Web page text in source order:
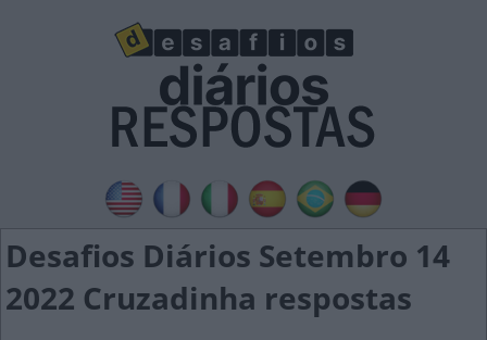
Desafios Diários Setembro 14
2022 Cruzadinha respostas